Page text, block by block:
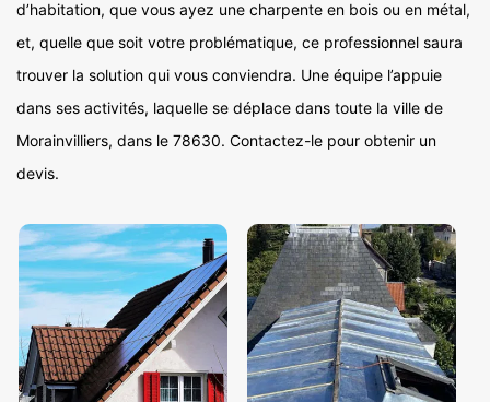
d’habitation, que vous ayez une charpente en bois ou en métal,
et, quelle que soit votre problématique, ce professionnel saura
trouver la solution qui vous conviendra. Une équipe l’appuie
dans ses activités, laquelle se déplace dans toute la ville de
Morainvilliers, dans le 78630. Contactez-le pour obtenir un
devis.